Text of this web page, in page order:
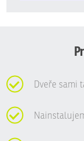
Dveře sami